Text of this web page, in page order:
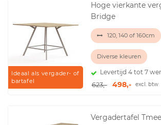
Ideaal als vergader- of
bartafel
Hoge vierkante
Bridge
120, 140 of 160cm
Diverse kleuren
Levertijd 4 tot 7
623,- 498,- excl. btw
Vergadertafel